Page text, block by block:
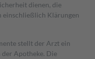
dienen, die
einschließlich Klärungen
stellt der Arzt ein
der Apotheke. Die